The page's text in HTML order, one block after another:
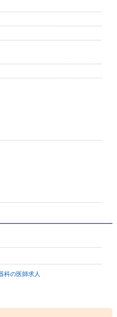
科の医師求人